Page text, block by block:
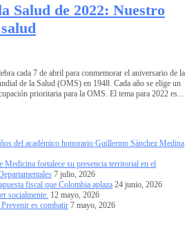
Salud de 2022: Nuestro
cada 7 de abril para conmemorar el aniversario de la
de la Salud (OMS) en 1948. Cada año se elige un
prioritaria para la OMS. El tema para 2022 es...
del académico honorario Guillermo Sánchez Medina
Medicina fortalece su presencia territorial en el
7 julio, 2026
fiscal que Colombia aplaza 24 junio, 2026
socialmente. 12 mayo, 2026
es combatir 7 mayo, 2026